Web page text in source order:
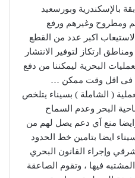
بالإسكندرية وبورسعيد
ومطروح وغيرهم ورفع
اكبر عدد من القطع
ارتكاز لتوفير الانتشار
البحرية ليمكننا من دفع
فى اقل وقت ممكن …
( الشاملة ) بسيناء يتلخص
البحر وعدم السماح
وايضا منع اَي دعم يصل لهم من
ايضا بتامين خط الحدود
وإجراء القانون البحري
فيها ، وتقوم الصاعقة